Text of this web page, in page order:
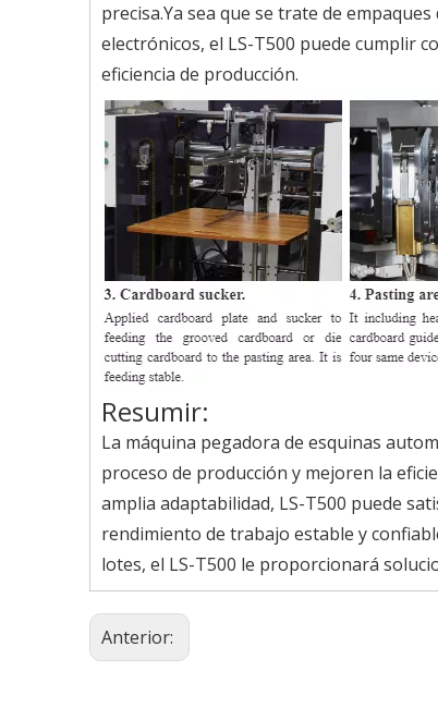
precisa.Ya sea que se trate de
electrónicos, el LS-T500 puede cumplir
eficiencia de producción.
Resumir:
La máquina pegadora de esquinas
proceso de producción y mejoren la
amplia adaptabilidad, LS-T500 puede
rendimiento de trabajo estable y
lotes, el LS-T500 le proporcionará
Anterior: